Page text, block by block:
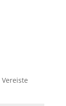
Vereiste